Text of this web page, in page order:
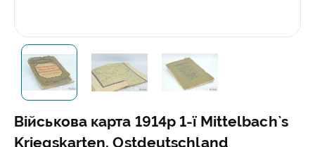
Військова карта 1914р 1-ї Mittelbach`s
Kriegskarten. Ostdeutschland